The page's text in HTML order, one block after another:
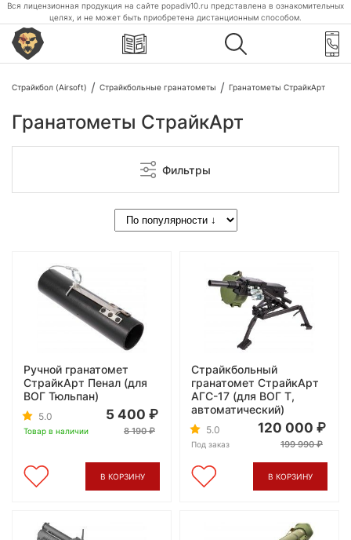
Вся лицензионная продукция на сайте popadiv10.ru представлена в ознакомительных
целях, и не может быть приобретена дистанционным способом.
Страйкбол (Airsoft) Страйкбольные гранатометы Гранатометы СтрайкАрт
Гранатометы СтрайкАрт
Фильтры
Ручной гранатомет
СтрайкАрт Пенал (для
ВОГ Тюльпан)
5.0
Товар в наличии
5 400
8 190
В КОРЗИНУ
Страйкбольный
гранатомет СтрайкАрт
АГС-17 (для ВОГ Т,
автоматический)
5.0
Под заказ
120 000
199 990
В КОРЗИНУ